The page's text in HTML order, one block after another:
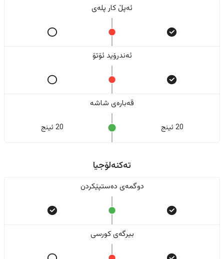
ئەپڵ کار پلەی
ئەندرۆید ئۆتۆ
قەبارەی شاشە
20 ئینج 20 ئینج
تەکنەلۆجیا
دوگمەی دەستپێکردن
بیرگەی کورسی